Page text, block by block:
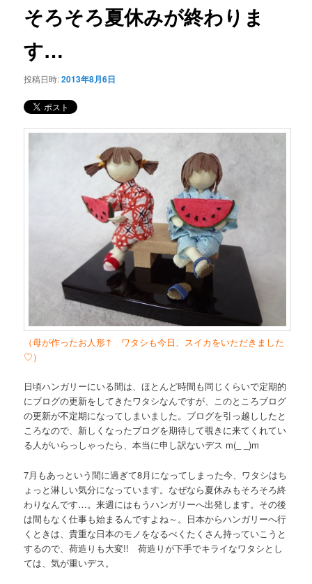
ン
テ
ン
ツ
ビ
ゲ
そろそろ夏休みが終わりま
す…
投稿日時:2013年8月6日
（母が作ったお人形↑ ワタシも今日、スイカをいただきました
♡）
日頃ハンガリーにいる間は、ほとんど時間も同じくらいで定期的
にブログの更新をしてきたワタシなんですが、このところブログ
の更新が不定期になってしまいました。ブログを引っ越ししたと
ころなので、新しくなったブログを期待して覗きに来てくれてい
る人がいらっしゃったら、本当に申し訳ないデス m(_ _)m
7月もあっという間に過ぎて8月になってしまった今、ワタシはち
ょっと淋しい気分になっています。なぜなら夏休みもそろそろ終
わりなんです…。来週にはもうハンガリーへ出発します。その後
は間もなく仕事も始まるんですよね～。日本からハンガリーへ行
くときは、貴重な日本のモノをなるべくたくさん持っていこうと
するので、荷造りも大変!! 荷造りが下手でキライなワタシとし
ては、気が重いデス。